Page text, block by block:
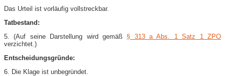
Das Urteil ist vorläufig vollstreckbar.
Tatbestand:
5. (Auf seine Darstellung wird gemäß § 313 a Abs. 1 Satz 1 ZPO
verzichtet.)
Entscheidungsgründe:
6. Die Klage ist unbegründet.